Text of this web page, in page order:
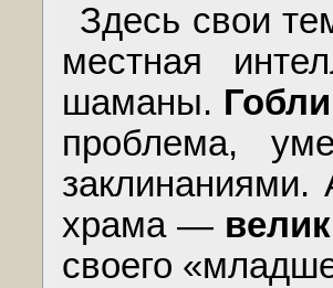
Здесь свои
местная
шаманы.
проблема,
храма —
своего